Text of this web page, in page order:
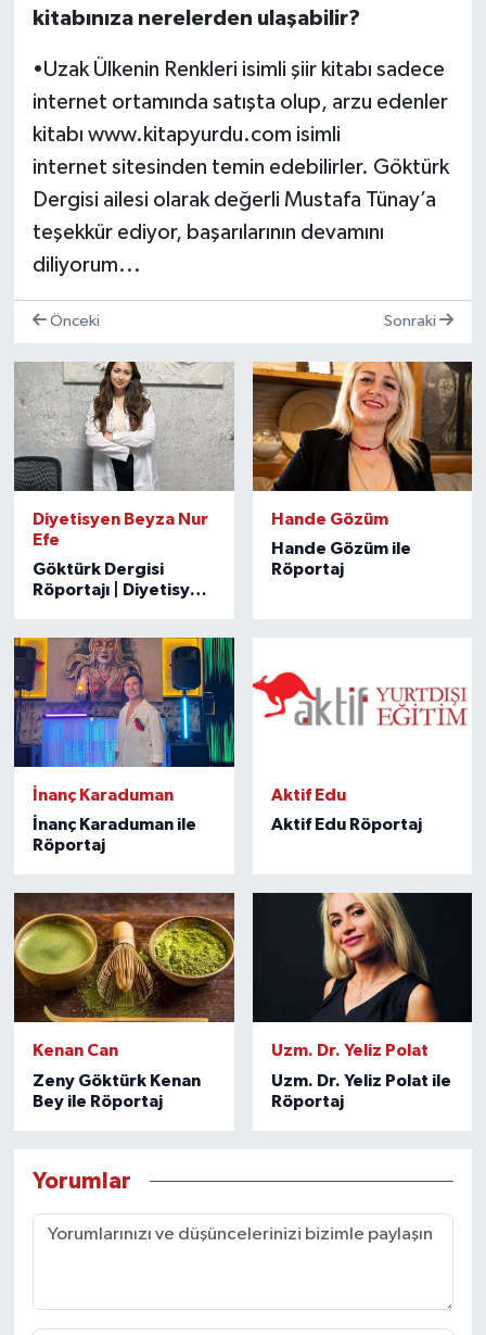
kitabınıza nerelerden ulaşabilir?
•Uzak Ülkenin Renkleri isimli şiir kitabı sadece
internet ortamında satışta olup, arzu edenler
kitabı www.kitapyurdu.com isimli
internet sitesinden temin edebilirler. Göktürk
Dergisi ailesi olarak değerli Mustafa Tünay’a
teşekkür ediyor, başarılarının devamını
diliyorum...
Önceki Sonraki
Diyetisyen Beyza Nur
Efe
Göktürk Dergisi
Röportajı | Diyetisyen
Hande Gözüm
Hande Gözüm ile
Röportaj
İnanç Karaduman
İnanç Karaduman ile
Röportaj
Aktif Edu
Aktif Edu Röportaj
Kenan Can
Zeny Göktürk Kenan
Bey ile Röportaj
Uzm. Dr. Yeliz Polat
Uzm. Dr. Yeliz Polat ile
Röportaj
Yorumlar